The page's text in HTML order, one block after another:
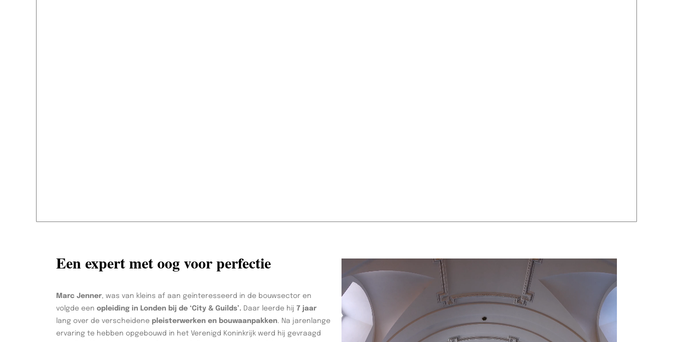
Een expert met oog voor perfectie
Marc Jenner, was van kleins af aan geïnteresseerd in de bouwsector en
volgde een opleiding in Londen bij de ‘City & Guilds’. Daar leerde hij 7 jaar
lang over de verscheidene pleisterwerken en bouwaanpakken. Na jarenlange
ervaring te hebben opgebouwd in het Verenigd Koninkrijk werd hij gevraagd